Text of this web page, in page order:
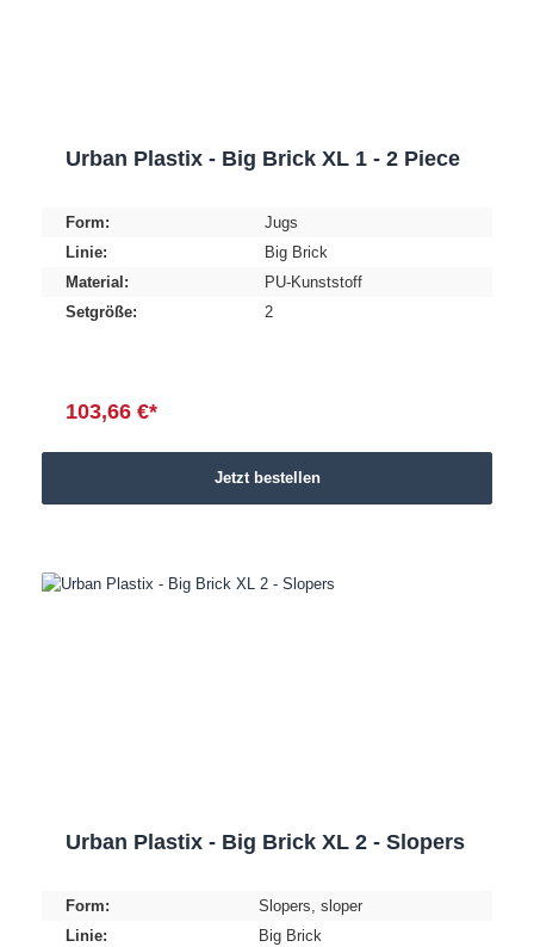
Urban Plastix - Big Brick XL 1 - 2 Piece
Form:
Jugs
Linie:
Big Brick
Material:
PU-Kunststoff
Setgröße:
2
103,66 €*
Jetzt bestellen
Urban Plastix - Big Brick XL 2 - Slopers
Form: Slopers, sloper
Linie:
Big Brick